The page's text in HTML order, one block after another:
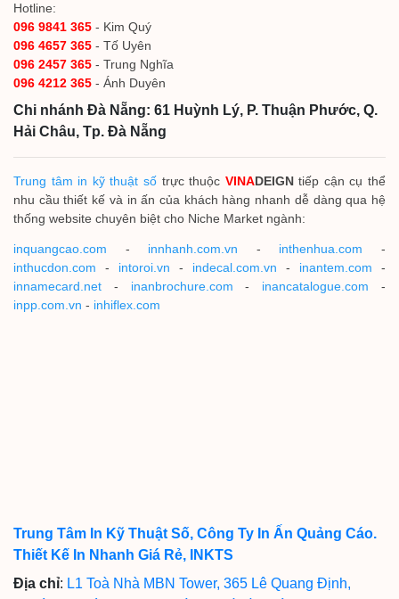
Hotline:
096 9841 365 - Kim Quý
096 4657 365 - Tố Uyên
096 2457 365 - Trung Nghĩa
096 4212 365 - Ánh Duyên
Chi nhánh Đà Nẵng: 61 Huỳnh Lý, P. Thuận Phước, Q.
Hải Châu, Tp. Đà Nẵng
Trung tâm in kỹ thuật sốtrực thuộc VINADEIGNtiếp cận cụ thể
nhu cầu thiết kế và in ấn của khách hàng nhanh dễ dàng qua hệ
thống website chuyên biệt cho Niche Market ngành:
inquangcao.com - innhanh.com.vn - inthenhua.com -
inthucdon.com - intoroi.vn - indecal.com.vn - inantem.com -
innamecard.net - inanbrochure.com - inancatalogue.com -
inpp.com.vn - inhiflex.com
Trung Tâm In Kỹ Thuật Số, Công Ty In Ấn Quảng Cáo.
Thiết Kế In Nhanh Giá Rẻ, INKTS
Địa chỉ: L1 Toà Nhà MBN Tower, 365 Lê Quang Định,